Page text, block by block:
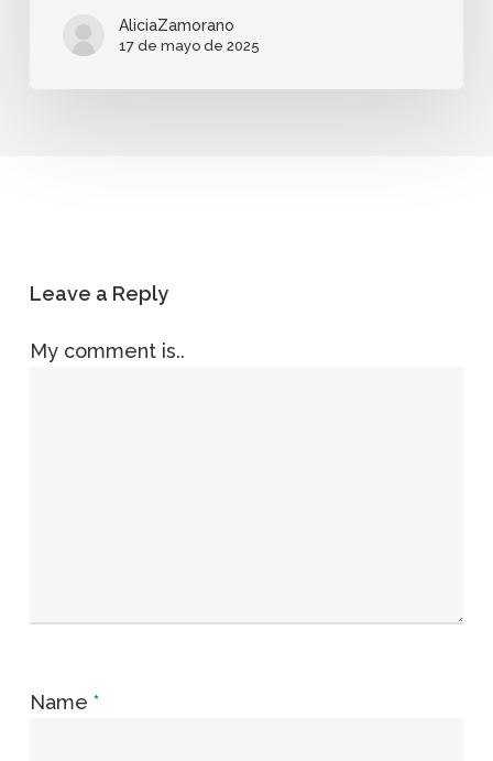
AliciaZamorano
17 de mayo de 2025
Leave a Reply
My comment is..
Name *